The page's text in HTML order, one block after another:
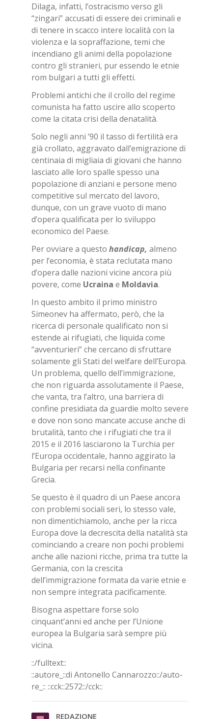
Dilaga, infatti, l’ostracismo verso gli
“zingari” accusati di essere dei criminali e
di tenere in scacco intere località con la
violenza e la sopraffazione, temi che
incendiano gli animi della popolazione
contro gli stranieri, pur essendo le etnie
rom bulgari a tutti gli effetti.
Problemi antichi che il crollo del regime
comunista ha fatto uscire allo scoperto
come la citata crisi della denatalità.
Solo negli anni ’90 il tasso di fertilità era
già crollato, aggravato dall’emigrazione di
centinaia di migliaia di giovani che hanno
lasciato alle loro spalle spesso una
popolazione di anziani e persone meno
competitive sul mercato del lavoro,
dunque, con un grave vuoto di mano
d’opera qualificata per lo sviluppo
economico del Paese.
Per ovviare a questo han­di­cap, almeno
per l’economia, è stata reclutata mano
d’opera dalle nazioni vicine ancora più
povere, come Ucrai­na e Mol­da­via.
In questo ambito il primo ministro
Simeonev ha affermato, però, che la
ricerca di personale qualificato non si
estende ai rifugiati, che liquida come
“avventurieri” che cercano di sfruttare
solamente gli Stati del welfare dell’Europa.
Un problema, quello dell’immigrazione,
che non riguarda assolutamente il Paese,
che vanta, tra l’altro, una barriera di
confine presidiata da guardie molto severe
e dove non sono mancate accuse anche di
brutalità, tanto che i rifugiati che tra il
2015 e il 2016 lasciarono la Turchia per
l’Europa occidentale, hanno aggirato la
Bulgaria per recarsi nella confinante
Grecia.
Se questo è il quadro di un Paese ancora
con problemi sociali seri, lo stesso vale,
non dimentichiamolo, anche per la ricca
Europa dove la decrescita della natalità sta
cominciando a creare non pochi problemi
anche alle nazioni ricche, prima tra tutte la
Germania, con la crescita
dell’immigrazione formata da varie etnie e
non sempre integrata pacificamente.
Bisogna aspettare forse solo
cinquant’anni ed anche per l’Unione
europea la Bulgaria sarà sempre più
vicina.
::/full­text::
::au­to­re_::di An­to­nel­lo Can­na­roz­zo::/​au­to­
re_:: ::cck::2572::/​cck::
RE­DA­ZIO­NE